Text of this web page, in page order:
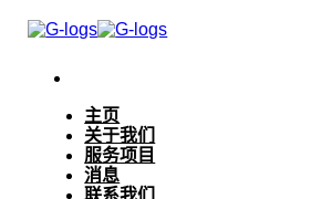
主页
关于我们
服务项目
消息
联系我们